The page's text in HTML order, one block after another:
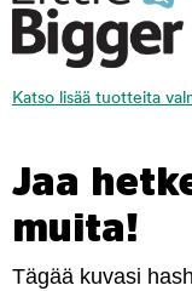
Katso lisää tuotteita
Jaa
muita!
Tägää kuvasi